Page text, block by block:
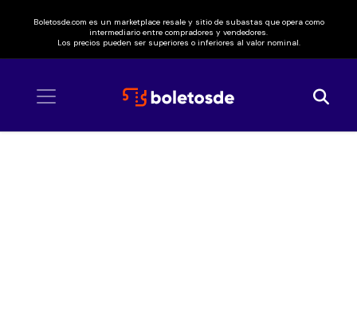
Boletosde.com es un marketplace resale y sitio de subastas que opera como
intermediario entre compradores y vendedores.
Los precios pueden ser superiores o inferiores al valor nominal.